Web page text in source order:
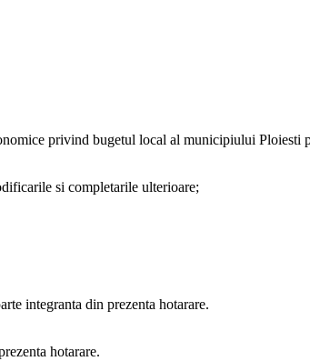
privind bugetul local al municipiului Ploiesti
si completarile ulterioare;
integranta din prezenta hotarare.
hotarare.